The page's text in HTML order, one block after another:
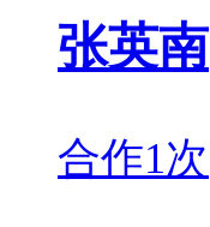
张英南
合作1次